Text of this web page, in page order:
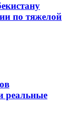
по тяжелой
реальные